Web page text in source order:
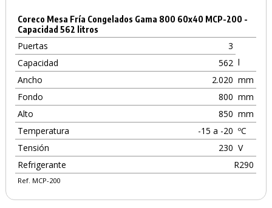
Coreco Mesa Fría Congelados Gama 800 60x40 MCP-200 -
Capacidad 562 litros
Puertas
3
Capacidad
562 l
Ancho
2.020 mm
Fondo
800 mm
Alto
850 mm
Temperatura
-15 a -20 ºC
Tensión
230 V
Refrigerante
R290
Ref. MCP-200